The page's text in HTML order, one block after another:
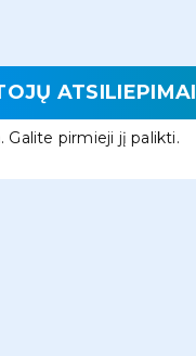
ATSILIEPIMAI
Galite pirmieji jį palikti.